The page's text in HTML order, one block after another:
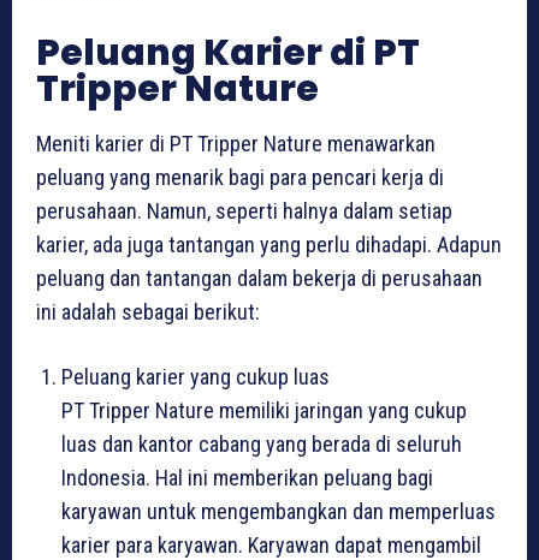
Peluang Karier di PT
Tripper Nature
Meniti karier di PT Tripper Nature menawarkan
peluang yang menarik bagi para pencari kerja di
perusahaan. Namun, seperti halnya dalam setiap
karier, ada juga tantangan yang perlu dihadapi. Adapun
peluang dan tantangan dalam bekerja di perusahaan
ini adalah sebagai berikut:
Peluang karier yang cukup luas
PT Tripper Nature memiliki jaringan yang cukup
luas dan kantor cabang yang berada di seluruh
Indonesia. Hal ini memberikan peluang bagi
karyawan untuk mengembangkan dan memperluas
karier para karyawan. Karyawan dapat mengambil